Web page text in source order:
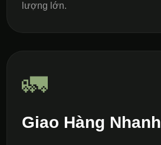
lượng lớn.
🚛
Giao Hàng Nhanh